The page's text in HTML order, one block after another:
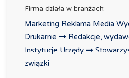
Firma działa w branżach:
Marketing Reklama Media
Drukarnie
Redakcje,
Instytucje Urzędy
związki